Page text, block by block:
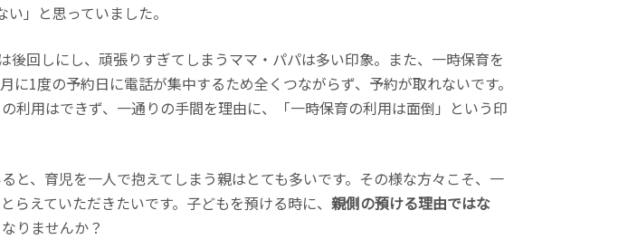
」と思っていました。
回しにし、頑張りすぎてしまうママ・パパは多い印象。また、一時保育を
1度の予約日に電話が集中するため全くつながらず、予約が取れないです。
利用はできず、一通りの手間を理由に、「一時保育の利用は面倒」という印
と、育児を一人で抱えてしまう親はとても多いです。その様な方々こそ、一
らえていただきたいです。子どもを預ける時に、 親側の預ける理由ではな
りませんか？